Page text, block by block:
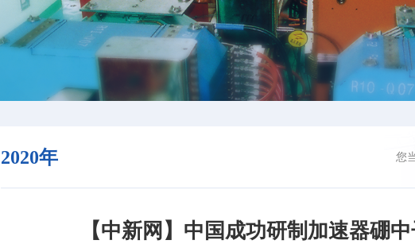
2020年 您
【中新网】中国成功研制加速器硼